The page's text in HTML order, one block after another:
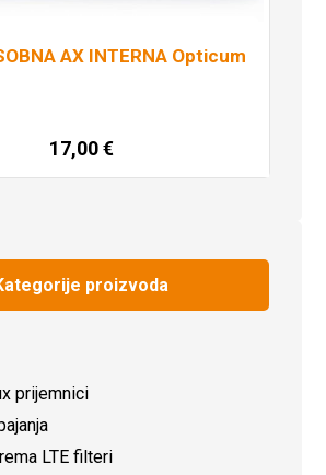
AX INTERNA Opticum
17,00€
Dodaj u košaricu
proizvoda
prijemnici
LTE filteri